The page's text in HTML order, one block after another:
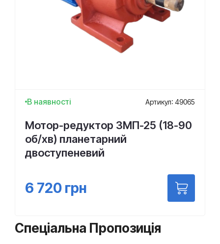
В наявності Артикул: 49065
Мотор-редуктор 3МП-25 (18-90
об/хв) планетарний
двоступеневий
6 720 грн
Спеціальна Пропозиція